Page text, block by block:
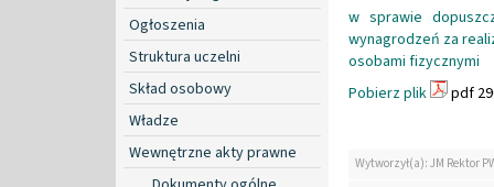
Ogłoszenia
Struktura uczelni
Skład osobowy
Władze
Wewnętrzne akty prawne
w sprawie
wynagrodzeń za
osobami fizycznymi
Pobierz plik
pdf
Wytworzył(a): JM Rektor